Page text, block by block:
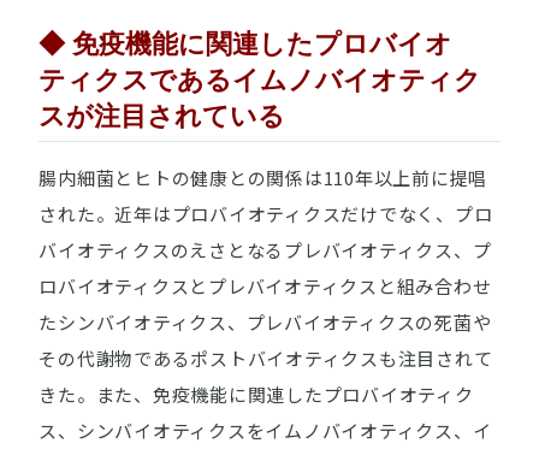
◆ 免疫機能に関連したプロバイオ
ティクスであるイムノバイオティク
スが注目されている
腸内細菌とヒトの健康との関係は110年以上前に提唱
された。近年はプロバイオティクスだけでなく、プロ
バイオティクスのえさとなるプレバイオティクス、プ
ロバイオティクスとプレバイオティクスと組み合わせ
たシンバイオティクス、プレバイオティクスの死菌や
その代謝物であるポストバイオティクスも注目されて
きた。また、免疫機能に関連したプロバイオティク
ス、シンバイオティクスをイムノバイオティクス、イ